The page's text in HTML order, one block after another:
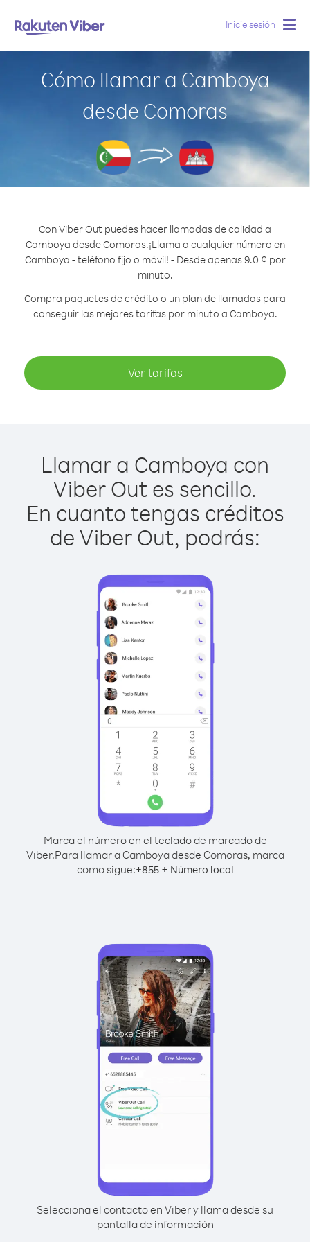
Inicie sesión
Cómo llamar a Camboya
desde Comoras
Con Viber Out puedes hacer llamadas de calidad a
Camboya desde Comoras.¡Llama a cualquier número en
Camboya - teléfono fijo o móvil! - Desde apenas 9.0 ¢ por
minuto.
Compra paquetes de crédito o un plan de llamadas para
conseguir las mejores tarifas por minuto a Camboya.
Ver tarifas
Llamar a Camboya con
Viber Out es sencillo.
En cuanto tengas créditos
de Viber Out, podrás:
Marca el número en el teclado de marcado de
Viber.Para llamar a Camboya desde Comoras, marca
como sigue:+855+ Número local
Selecciona el contacto en Viber y llama desde su
pantalla de información